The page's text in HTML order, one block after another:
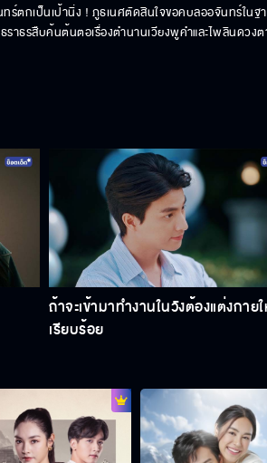
ร์ตกเป็นเป้านิ่ง ! ภูธเนศตัดสินใจขอคบลออจันทร์ใน
าธรสืบค้นต้นตอเรื่องตำนานเวียงพูคำและไพลินดวงต
ถ้าจะเข้ามาทำงานในวังต้องแต่งกาย
เรียบร้อย